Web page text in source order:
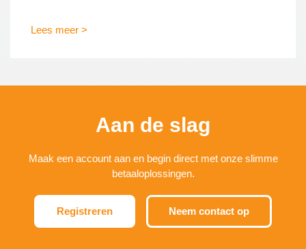
Lees meer >
Aan de slag
Maak een account aan en begin direct met onze slimme
betaaloplossingen.
Registreren Neem contact op